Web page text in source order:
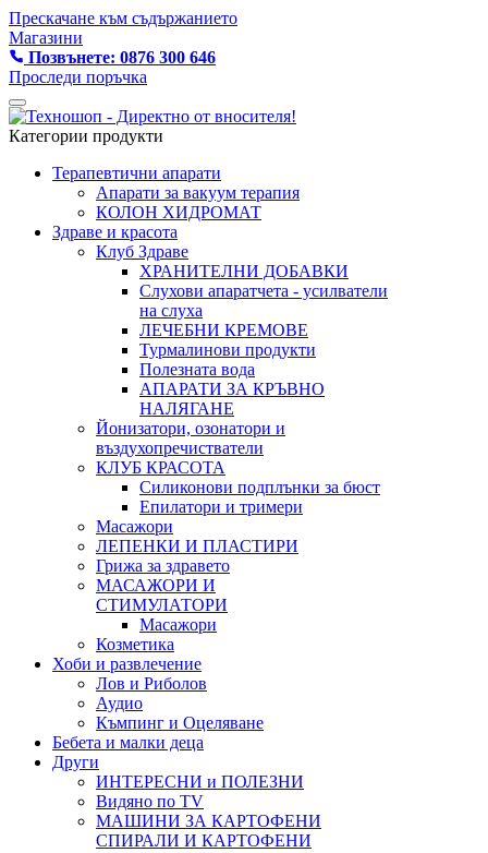
Прескачане към съдържанието
Магазини
Позвънете: 0876 300 646
Проследи поръчка
Категории продукти
Терапевтични апарати
Апарати за вакуум терапия
КОЛОН ХИДРОМАТ
Здраве и красота
Клуб Здраве
ХРАНИТЕЛНИ ДОБАВКИ
Слухови апаратчета - усилватели
на слуха
ЛЕЧЕБНИ КРЕМОВЕ
Турмалинови продукти
Полезната вода
АПАРАТИ ЗА КРЪВНО
НАЛЯГАНЕ
Йонизатори, озонатори и
въздухопречистватели
КЛУБ КРАСОТА
Силиконови подплънки за бюст
Епилатори и тримери
Масажори
ЛЕПЕНКИ И ПЛАСТИРИ
Грижа за здравето
МАСАЖОРИ И
СТИМУЛАТОРИ
Масажори
Козметика
Хоби и развлечение
Лов и Риболов
Аудио
Къмпинг и Оцеляване
Бебета и малки деца
Други
ИНТЕРЕСНИ и ПОЛЕЗНИ
Видяно по TV
МАШИНИ ЗА КАРТОФЕНИ
СПИРАЛИ И КАРТОФЕНИ